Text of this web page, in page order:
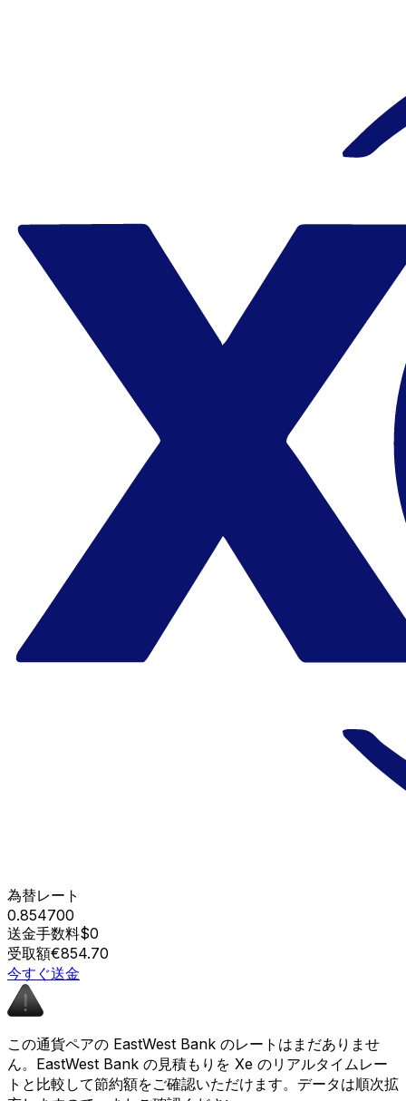
為替レート
0.854700
送金手数料$0
受取額€854.70
今すぐ送金
この通貨ペアの EastWest Bank のレートはまだありませ
ん。EastWest Bank の見積もりを Xe のリアルタイムレー
トと比較して節約額をご確認いただけます。データは順次拡